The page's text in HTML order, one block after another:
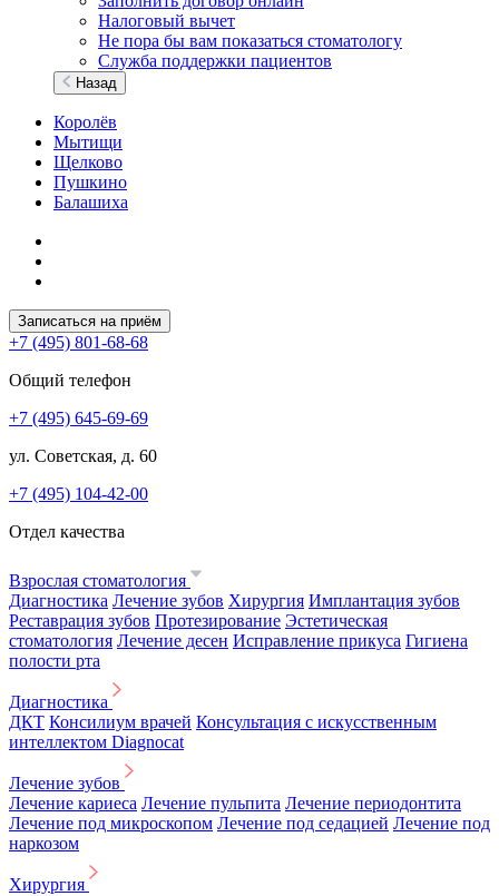
Налоговый вычет
Не пора бы вам показаться стоматологу
Служба поддержки пациентов
Назад
Королёв
Мытищи
Щелково
Пушкино
Балашиха
Записаться на приём
+7 (495) 801-68-68
Общий телефон
+7 (495) 645-69-69
ул. Советская, д. 60
+7 (495) 104-42-00
Отдел качества
Взрослая стоматология
Диагностика Лечение зубов Хирургия Имплантация зубов
Реставрация зубов Протезирование Эстетическая
стоматология Лечение десен Исправление прикуса Гигиена
полости рта
Диагностика
ДКТ Консилиум врачей Консультация с искусственным
интеллектом Diagnocat
Лечение зубов
Лечение кариеса Лечение пульпита Лечение периодонтита
Лечение под микроскопом Лечение под седацией Лечение под
наркозом
Хирургия